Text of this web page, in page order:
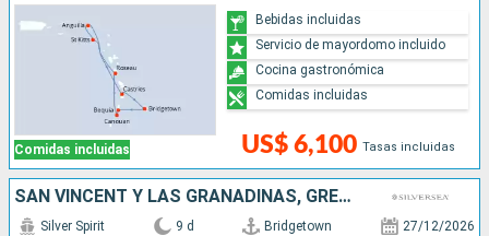
Comidas incluidas US$ 6,100 Tasas incluidas
Bebidas incluidas
Servicio de mayordomo incluido
Cocina gastronómica
Comidas incluidas
SAN VINCENT Y LAS GRANADINAS, GRENADA, BARBADOS, ANTIGUA Y BARBUDA, FRANCIA
Silver Spirit 9 d Bridgetown 27/12/2026